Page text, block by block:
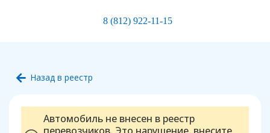
8 (812) 922-11-15
Назад в реестр
Автомобиль не внесен в реестр